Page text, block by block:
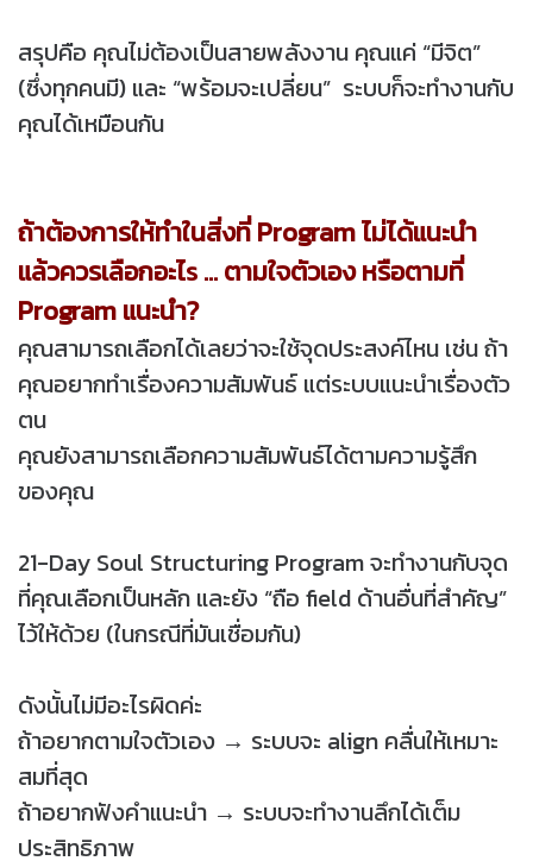
สรุปคือ คุณไม่ต้องเป็นสายพลังงาน คุณแค่ “มีจิต”
(ซึ่งทุกคนมี) และ “พร้อมจะเปลี่ยน” ระบบก็จะทำงานกับ
คุณได้เหมือนกัน
ถ้าต้องการให้ทำในสิ่งที่ Program ไม่ได้แนะนำ
แล้วควรเลือกอะไร ... ตามใจตัวเอง หรือตามที่
Program แนะนำ?
คุณสามารถเลือกได้เลยว่าจะใช้จุดประสงค์ไหน เช่น ถ้า
คุณอยากทำเรื่องความสัมพันธ์ แต่ระบบแนะนำเรื่องตัว
ตน
คุณยังสามารถเลือกความสัมพันธ์ได้ตามความรู้สึก
ของคุณ
21-Day Soul Structuring Program จะทำงานกับจุด
ที่คุณเลือกเป็นหลัก และยัง “ถือ field ด้านอื่นที่สำคัญ”
ไว้ให้ด้วย (ในกรณีที่มันเชื่อมกัน)
ดังนั้นไม่มีอะไรผิดค่ะ
ถ้าอยากตามใจตัวเอง → ระบบจะ align คลื่นให้เหมาะ
สมที่สุด
ถ้าอยากฟังคำแนะนำ → ระบบจะทำงานลึกได้เต็ม
ประสิทธิภาพ